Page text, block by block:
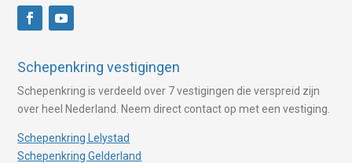
Schepenkring vestigingen
Schepenkring is verdeeld over 7 vestigingen die verspreid zijn
over heel Nederland. Neem direct contact op met een vestiging.
Schepenkring Lelystad
Schepenkring Gelderland